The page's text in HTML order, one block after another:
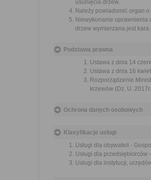
usunięcia drzew.
Należy powiadomić organ
Niewykonanie uprawnienia
drzew wymierzana jest kara
Podstawa prawna
Ustawa z dnia 14
Ustawa z dnia 16
Rozporządzenie
krzewów (Dz. U.
Ochrona danych osobowych
Klasyfikacje usługi
Usługi dla obywateli -
Usługi dla przedsiębiorców
Usługi dla instytucji,